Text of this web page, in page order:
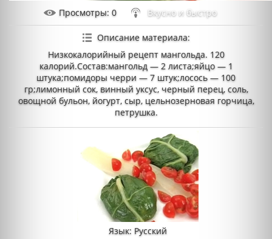
Просмотры: 0 Вкусно и быстро
Описание материала:
Низкокалорийный рецепт мангольда. 120
калорий.Состав:мангольд — 2 листа;яйцо — 1
штука;помидоры черри — 7 штук;лосось — 100
гр;лимонный сок, винный уксус, черный перец, соль,
овощной бульон, йогурт, сыр, цельнозерновая горчица,
петрушка.
Язык: Русский